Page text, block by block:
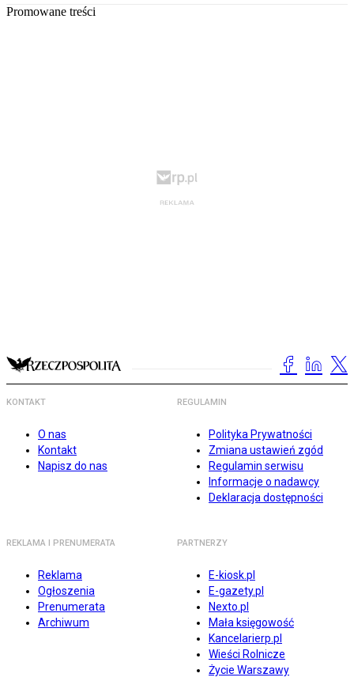
Promowane treści
KONTAKT
O nas
Kontakt
Napisz do nas
REGULAMIN
Polityka Prywatności
Zmiana ustawień zgód
Regulamin serwisu
Informacje o nadawcy
Deklaracja dostępności
REKLAMA I PRENUMERATA
Reklama
Ogłoszenia
Prenumerata
Archiwum
PARTNERZY
E-kiosk.pl
E-gazety.pl
Nexto.pl
Mała księgowość
Kancelarierp.pl
Wieści Rolnicze
Życie Warszawy